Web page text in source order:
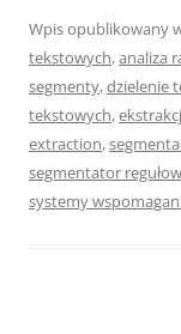
Wpis opublikowany
tekstowych,analiza
segmenty,dzielenie
tekstowych,
extraction,
segmentator
systemy